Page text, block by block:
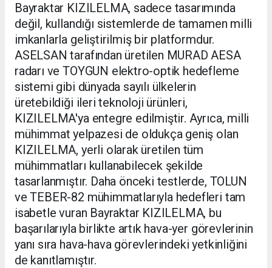
Bayraktar KIZILELMA, sadece tasarımında
değil, kullandığı sistemlerde de tamamen milli
imkanlarla geliştirilmiş bir platformdur.
ASELSAN tarafından üretilen MURAD AESA
radarı ve TOYGUN elektro-optik hedefleme
sistemi gibi dünyada sayılı ülkelerin
üretebildiği ileri teknoloji ürünleri,
KIZILELMA'ya entegre edilmiştir. Ayrıca, milli
mühimmat yelpazesi de oldukça geniş olan
KIZILELMA, yerli olarak üretilen tüm
mühimmatları kullanabilecek şekilde
tasarlanmıştır. Daha önceki testlerde, TOLUN
ve TEBER-82 mühimmatlarıyla hedefleri tam
isabetle vuran Bayraktar KIZILELMA, bu
başarılarıyla birlikte artık hava-yer görevlerinin
yanı sıra hava-hava görevlerindeki yetkinliğini
de kanıtlamıştır.